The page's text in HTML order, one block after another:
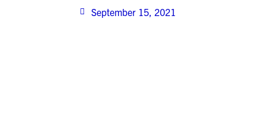
September 15, 2021